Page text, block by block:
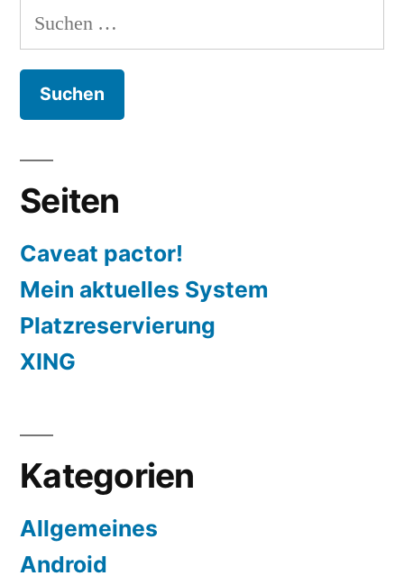
Suchen
nach:
Seiten
Caveat pactor!
Mein aktuelles System
Platzreservierung
XING
Kategorien
Allgemeines
Android